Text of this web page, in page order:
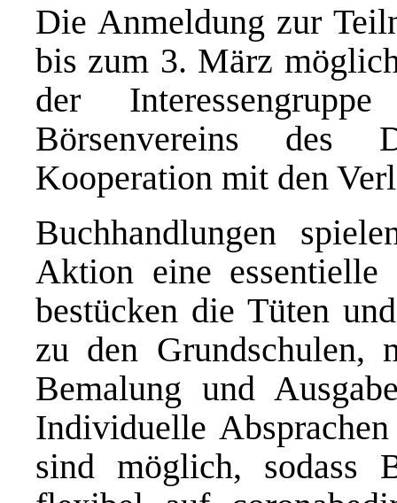
Die Anmeldung zur
bis zum 3. März
der
Börsenvereins des
Kooperation mit den
Buchhandlungen
Aktion eine
bestücken die Tüten
zu den Grundschulen,
Bemalung und
Individuelle
sind möglich, sodass